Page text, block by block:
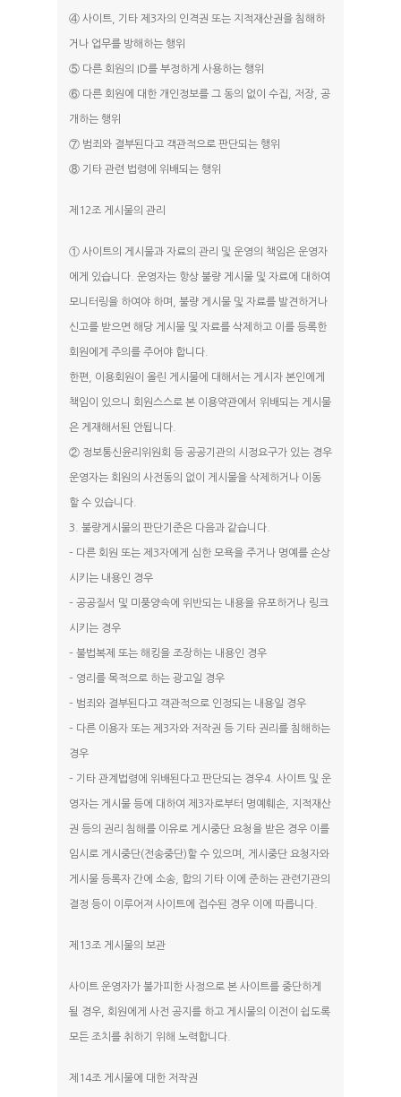
④ 사이트, 기타 제3자의 인격권 또는 지적재산권을 침해하
거나 업무를 방해하는 행위
⑤ 다른 회원의 ID를 부정하게 사용하는 행위
⑥ 다른 회원에 대한 개인정보를 그 동의 없이 수집, 저장, 공
개하는 행위
⑦ 범죄와 결부된다고 객관적으로 판단되는 행위
⑧ 기타 관련 법령에 위배되는 행위
제12조 게시물의 관리
① 사이트의 게시물과 자료의 관리 및 운영의 책임은 운영자
에게 있습니다. 운영자는 항상 불량 게시물 및 자료에 대하여
모니터링을 하여야 하며, 불량 게시물 및 자료를 발견하거나
신고를 받으면 해당 게시물 및 자료를 삭제하고 이를 등록한
회원에게 주의를 주어야 합니다.
한편, 이용회원이 올린 게시물에 대해서는 게시자 본인에게
책임이 있으니 회원스스로 본 이용약관에서 위배되는 게시물
은 게재해서된 안됩니다.
② 정보통신윤리위원회 등 공공기관의 시정요구가 있는 경우
운영자는 회원의 사전동의 없이 게시물을 삭제하거나 이동
할 수 있습니다.
3. 불량게시물의 판단기준은 다음과 같습니다.
– 다른 회원 또는 제3자에게 심한 모욕을 주거나 명예를 손상
시키는 내용인 경우
– 공공질서 및 미풍양속에 위반되는 내용을 유포하거나 링크
시키는 경우
– 불법복제 또는 해킹을 조장하는 내용인 경우
– 영리를 목적으로 하는 광고일 경우
– 범죄와 결부된다고 객관적으로 인정되는 내용일 경우
– 다른 이용자 또는 제3자와 저작권 등 기타 권리를 침해하는
경우
– 기타 관계법령에 위배된다고 판단되는 경우4. 사이트 및 운
영자는 게시물 등에 대하여 제3자로부터 명예훼손, 지적재산
권 등의 권리 침해를 이유로 게시중단 요청을 받은 경우 이를
임시로 게시중단(전송중단)할 수 있으며, 게시중단 요청자와
게시물 등록자 간에 소송, 합의 기타 이에 준하는 관련기관의
결정 등이 이루어져 사이트에 접수된 경우 이에 따릅니다.
제13조 게시물의 보관
사이트 운영자가 불가피한 사정으로 본 사이트를 중단하게
될 경우, 회원에게 사전 공지를 하고 게시물의 이전이 쉽도록
모든 조치를 취하기 위해 노력합니다.
제14조 게시물에 대한 저작권